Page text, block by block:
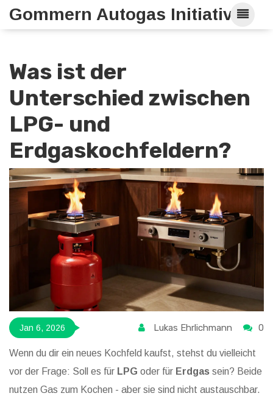
Gommern Autogas Initiative
Was ist der
Unterschied zwischen
LPG- und
Erdgaskochfeldern?
Jan 6, 2026 Lukas Ehrlichmann 0
Wenn du dir ein neues Kochfeld kaufst, stehst du vielleicht
vor der Frage: Soll es für LPG oder für Erdgas sein? Beide
nutzen Gas zum Kochen - aber sie sind nicht austauschbar.